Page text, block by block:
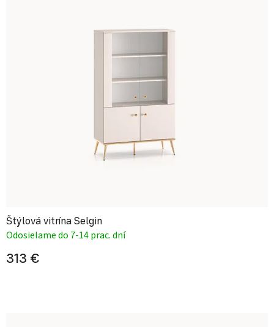
Štýlová vitrína Selgin
Odosielame do 7-14 prac. dní
313 €